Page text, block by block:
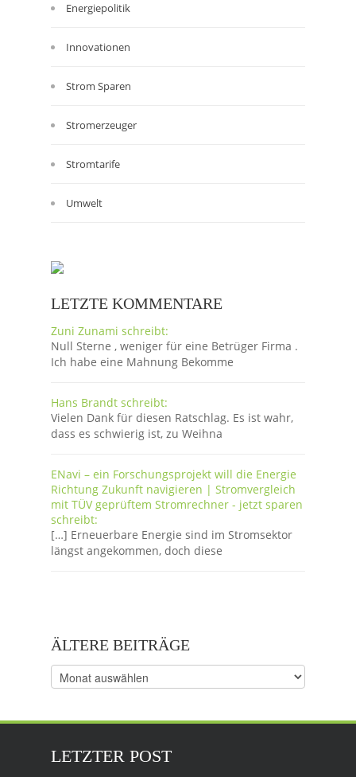
Energiepolitik
Innovationen
Strom Sparen
Stromerzeuger
Stromtarife
Umwelt
LETZTE KOMMENTARE
Zuni Zunami schreibt:
Null Sterne , weniger für eine Betrüger Firma .
Ich habe eine Mahnung Bekomme
Hans Brandt schreibt:
Vielen Dank für diesen Ratschlag. Es ist wahr,
dass es schwierig ist, zu Weihna
ENavi – ein Forschungsprojekt will die Energie
Richtung Zukunft navigieren | Stromvergleich
mit TÜV geprüftem Stromrechner - jetzt sparen
schreibt:
[…] Erneuerbare Energie sind im Stromsektor
längst angekommen, doch diese
ÄLTERE BEITRÄGE
Ältere
Beiträge
LETZTER POST